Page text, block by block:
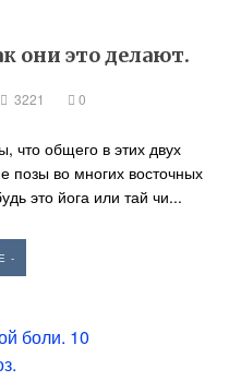
они это делают.
3221 0
что общего в этих двух
позы во многих восточных
это йога или тай чи...
-